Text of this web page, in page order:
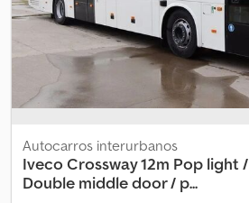
Autocarros interurbanos
IvecoCrossway 12m Pop light /
Double middle door / p...